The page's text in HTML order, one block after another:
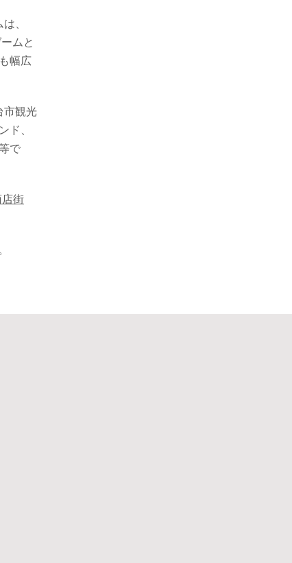
、
ムと
幅広
市観光
ド、
で
街